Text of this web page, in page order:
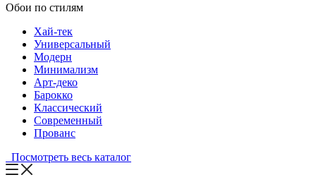
Обои по стилям
Хай-тек
Универсальный
Модерн
Минимализм
Арт-деко
Барокко
Классический
Современный
Прованс
Посмотреть весь каталог